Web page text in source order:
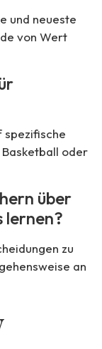
und neueste
von Wert
spezifische
oder
über
lernen?
zu
an